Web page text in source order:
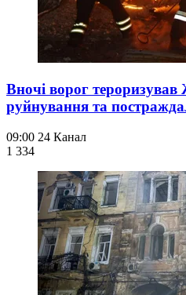
Вночі ворог
руйнування та
09:00 24 Канал
1 334